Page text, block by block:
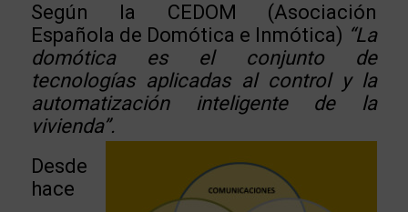
Según la CEDOM (Asociación
Española de Domótica e Inmótica) “La
domótica es el conjunto de
tecnologías aplicadas al control y la
automatización inteligente de la
vivienda”.
Desde
hace